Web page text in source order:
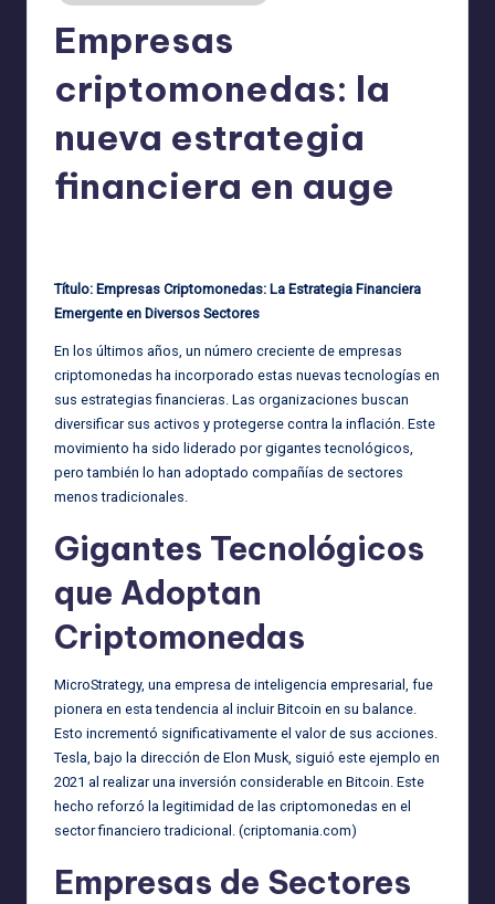
Empresas
criptomonedas: la
nueva estrategia
financiera en auge
Título: Empresas Criptomonedas: La Estrategia Financiera
Emergente en Diversos Sectores
En los últimos años, un número creciente de empresas
criptomonedas ha incorporado estas nuevas tecnologías en
sus estrategias financieras. Las organizaciones buscan
diversificar sus activos y protegerse contra la inflación. Este
movimiento ha sido liderado por gigantes tecnológicos,
pero también lo han adoptado compañías de sectores
menos tradicionales.
Gigantes Tecnológicos
que Adoptan
Criptomonedas
MicroStrategy, una empresa de inteligencia empresarial, fue
pionera en esta tendencia al incluir Bitcoin en su balance.
Esto incrementó significativamente el valor de sus acciones.
Tesla, bajo la dirección de Elon Musk, siguió este ejemplo en
2021 al realizar una inversión considerable en Bitcoin. Este
hecho reforzó la legitimidad de las criptomonedas en el
sector financiero tradicional. (criptomania.com)
Empresas de Sectores